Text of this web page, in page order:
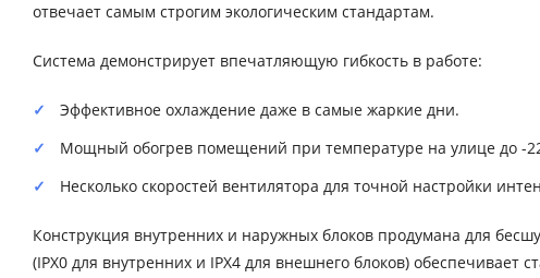
отвечает самым строгим экологическим стандартам.
Система демонстрирует впечатляющую гибкость в работе:
Эффективное охлаждение даже в самые жаркие дни.
Мощный обогрев помещений при температуре на улице до -
Несколько скоростей вентилятора для точной настройки
Конструкция внутренних и наружных блоков продумана для
(IPX0 для внутренних и IPX4 для внешнего блоков) обеспечивает